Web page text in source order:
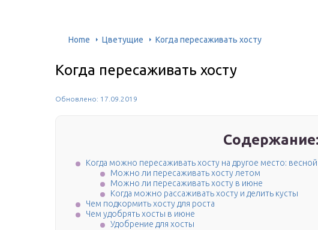
Home Цветущие Когда пересаживать хосту
Когда пересаживать хосту
Обновлено: 17.09.2019
Содержание:
Когда можно пересаживать хосту на другое место:
Можно ли пересаживать хосту летом
Можно ли пересаживать хосту в июне
Когда можно рассаживать хосту и делить кусты
Чем подкормить хосту для роста
Чем удобрять хосты в июне
Удобрение для хосты